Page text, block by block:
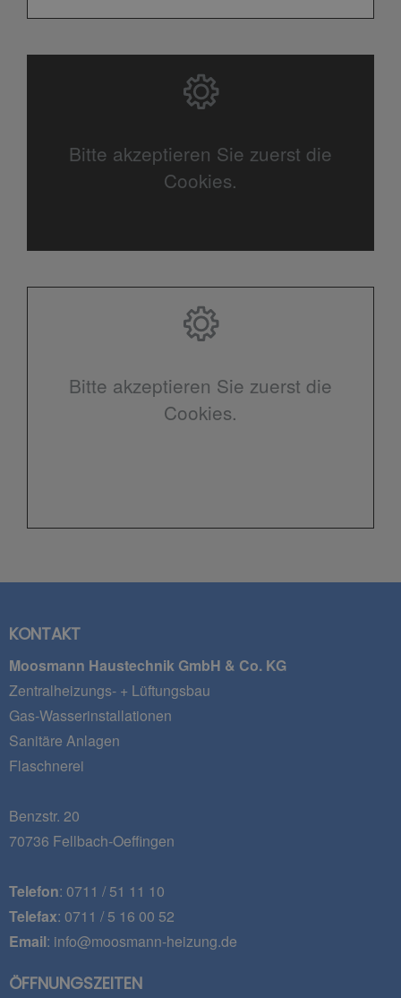
Bitte akzeptieren Sie zuerst die
Cookies.
Bitte akzeptieren Sie zuerst die
Cookies.
KONTAKT
Moosmann Haustechnik GmbH & Co. KG
Zentralheizungs- + Lüftungsbau
Gas-Wasserinstallationen
Sanitäre Anlagen
Flaschnerei
Benzstr. 20
70736 Fellbach-Oeffingen
Telefon: 0711 / 51 11 10
Telefax: 0711 / 5 16 00 52
Email: info@moosmann-heizung.de
ÖFFNUNGSZEITEN